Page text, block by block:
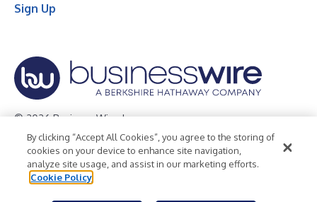
Sign Up
© 2026 Business Wire, Inc.
Privacy Policy Cookie Policy
Accessibility Statement
Terms of Use
Legal
By clicking “Accept All Cookies”, you agree to the storing of
cookies on your device to enhance site navigation,
analyze site usage, and assist in our marketing efforts.
Cookie Policy